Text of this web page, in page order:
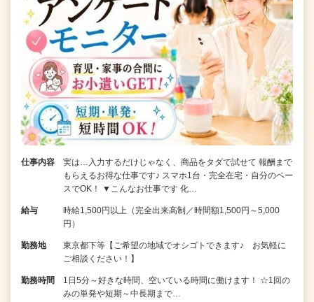
仕事内容
実は…入力するだけじゃなく、商品をタダで試せて 報酬まで
もらえるお得な仕事です♪ スマホ1台・完全在宅・自分のペー
スでOK！ ▼こんなお仕事です 化…
給与
時給1,500円以上（完全出来高制／時間額1,500円～5,000
円）
勤務地
東京都下等【ご希望の地域でオシゴトできます♪ お気軽に
ご相談ください！】
勤務時間
1日5分～好きな時間、空いている時間に働けます！ ☆1回の
みの単発や短期～中長期まで…